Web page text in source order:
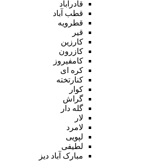
قادرآباد
قطب آباد
قطرویه
قیر
کارزین
کازرون
کامفیروز
کره ای
کنارتخته
کوار
گراش
گله دار
لار
لامرد
لپویی
لطیفی
مبارک آباد دیز